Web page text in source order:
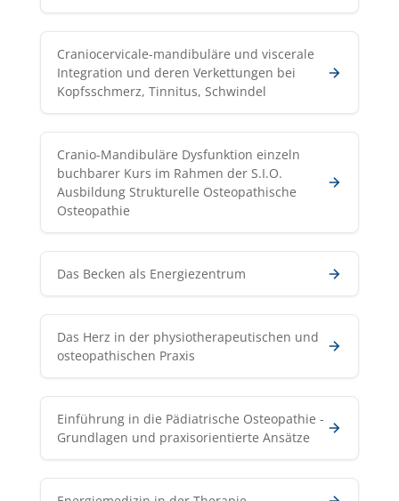
Craniocervicale-mandibuläre und viscerale
Integration und deren Verkettungen bei
Kopfsschmerz, Tinnitus, Schwindel
Cranio-Mandibuläre Dysfunktion einzeln
buchbarer Kurs im Rahmen der S.I.O.
Ausbildung Strukturelle Osteopathische
Osteopathie
Das Becken als Energiezentrum
Das Herz in der physiotherapeutischen und
osteopathischen Praxis
Einführung in die Pädiatrische Osteopathie -
Grundlagen und praxisorientierte Ansätze